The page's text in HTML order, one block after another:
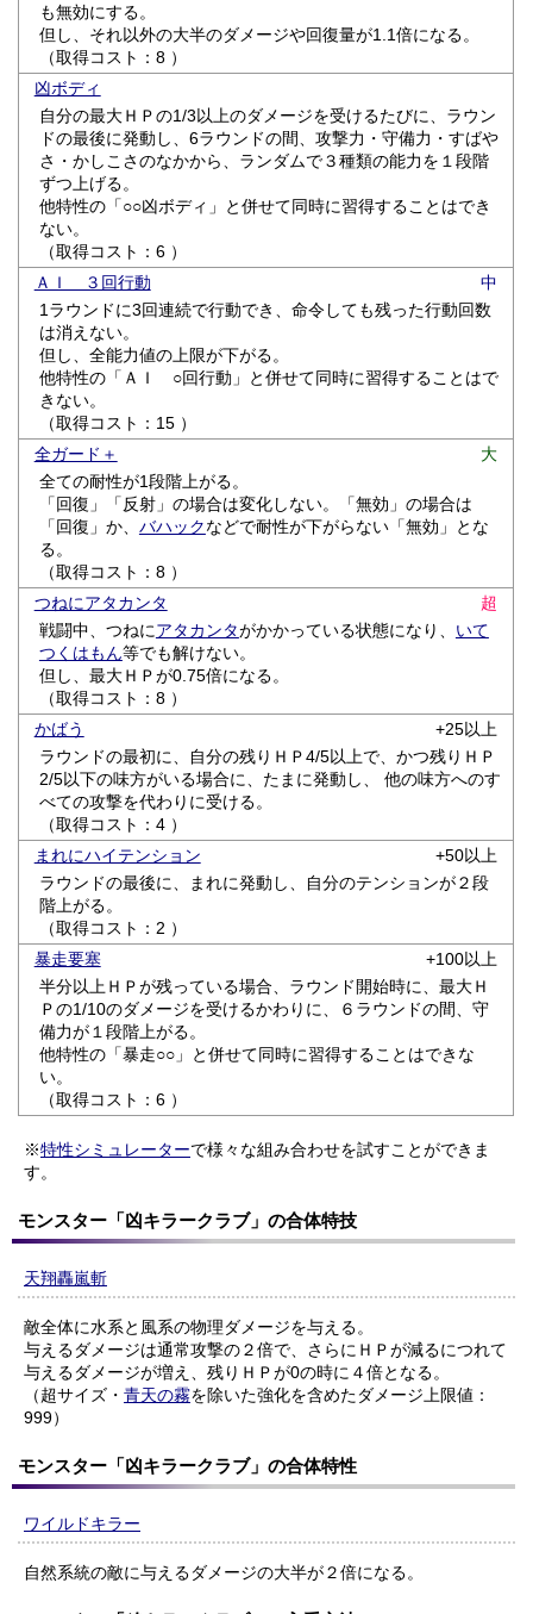
も無効にする。
但し、それ以外の大半のダメージや回復量が1.1倍になる。
（取得コスト：8 ）
凶ボディ
自分の最大ＨＰの1/3以上のダメージを受けるたびに、ラウン
ドの最後に発動し、6ラウンドの間、攻撃力・守備力・すばや
さ・かしこさのなかから、ランダムで３種類の能力を１段階
ずつ上げる。
他特性の「○○凶ボディ」と併せて同時に習得することはでき
ない。
（取得コスト：6 ）
ＡＩ ３回行動
中
1ラウンドに3回連続で行動でき、命令しても残った行動回数
は消えない。
但し、全能力値の上限が下がる。
他特性の「ＡＩ ○回行動」と併せて同時に習得することはで
きない。
（取得コスト：15 ）
全ガード＋
大
全ての耐性が1段階上がる。
「回復」「反射」の場合は変化しない。「無効」の場合は
「回復」か、 バハックなどで耐性が下がらない「無効」とな
る。
（取得コスト：8 ）
つねにアタカンタ
超
戦闘中、つねにアタカンタがかかっている状態になり、 いて
つくはもん等でも解けない。
但し、最大ＨＰが0.75倍になる。
（取得コスト：8 ）
かばう
+25以上
ラウンドの最初に、自分の残りＨＰ4/5以上で、かつ残りＨＰ
2/5以下の味方がいる場合に、たまに発動し、 他の味方へのす
べての攻撃を代わりに受ける。
（取得コスト：4 ）
まれにハイテンション
+50以上
ラウンドの最後に、まれに発動し、自分のテンションが２段
階上がる。
（取得コスト：2 ）
暴走要塞
+100以上
半分以上ＨＰが残っている場合、ラウンド開始時に、最大Ｈ
Ｐの1/10のダメージを受けるかわりに、６ラウンドの間、守
備力が１段階上がる。
他特性の「暴走○○」と併せて同時に習得することはできな
い。
（取得コスト：6 ）
※特性シミュレーターで様々な組み合わせを試すことができま
す。
モンスター「凶キラークラブ」の合体特技
天翔轟嵐斬
敵全体に水系と風系の物理ダメージを与える。
与えるダメージは通常攻撃の２倍で、さらにＨＰが減るにつれて
与えるダメージが増え、残りＨＰが0の時に４倍となる。
（超サイズ・ 青天の霧を除いた強化を含めたダメージ上限値：
999）
モンスター「凶キラークラブ」の合体特性
ワイルドキラー
自然系統の敵に与えるダメージの大半が２倍になる。